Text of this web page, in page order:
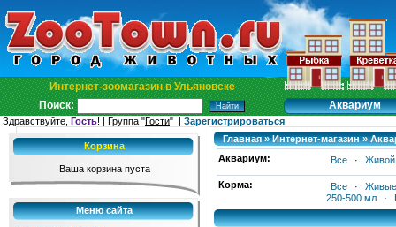
Интернет-зоомагазин в Ульяновске
Поиск:
Аквариум
Здравствуйте, Гость! | Группа "Гости" | Зарегистрироваться
Корзина
Ваша корзина пуста
Меню сайта
Главная » Интернет-магазин »
Аквариум:
Все · Живой
Корма: Все ·
250-500 мл
·